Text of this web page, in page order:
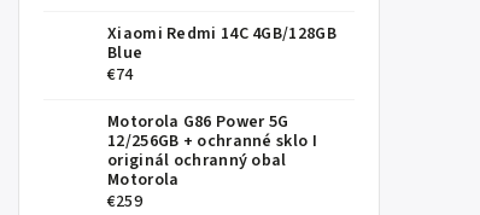
Xiaomi Redmi 14C 4GB/128GB
Blue
€74
Motorola G86 Power 5G
12/256GB + ochranné sklo I
originál ochranný obal
Motorola
€259